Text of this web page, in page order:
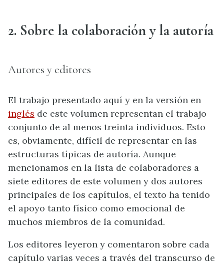
2. Sobre la colaboración y la autoría
Autores y editores
El trabajo presentado aquí y en la versión en
inglés de este volumen representan el trabajo
conjunto de al menos treinta individuos. Esto
es, obviamente, difícil de representar en las
estructuras típicas de autoría. Aunque
mencionamos en la lista de colaboradores a
siete editores de este volumen y dos autores
principales de los capítulos, el texto ha tenido
el apoyo tanto físico como emocional de
muchos miembros de la comunidad.
Los editores leyeron y comentaron sobre cada
capítulo varias veces a través del transcurso de